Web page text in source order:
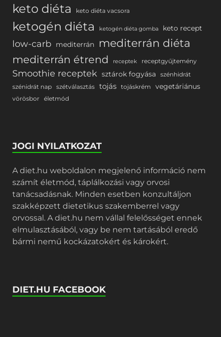
keto diéta keto diéta vacsora
ketogén diéta ketogén diéta gomba keto recept
low-carb mediterrán mediterrán diéta
mediterrán étrend receptek receptgyűjtemény
Smoothie receptek sztárok fogyása
szénhidrát
szénidrát nap szétválasztás tojás tojáskrém vegetáriánus
vörösbor életmód
JOGI NYILATKOZAT
A diet.hu weboldalon megjelenő információ nem
számít életmód, táplálkozási vagy orvosi
tanácsadásnak. Minden esetben konzultáljon
szakképzett dietetikus szakemberrel vagy
orvossal. A diet.hu nem vállal felelősséget ennek
elmulasztásából, vagy be nem tartásából eredő
bármi nemű kockázatokért és károkért.
DIET.HU FACEBOOK